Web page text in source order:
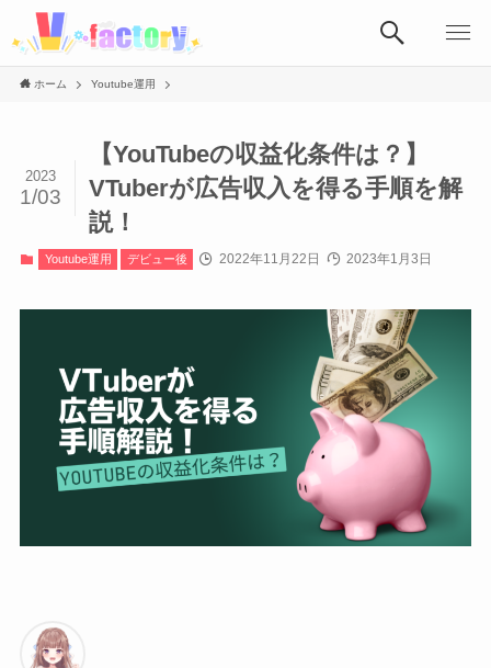
ホーム Youtube運用
【YouTubeの収益化条件は？】
VTuberが広告収入を得る手順を解
説！
2023
1/03
Youtube運用 デビュー後 2022年11月22日 2023年1月3日